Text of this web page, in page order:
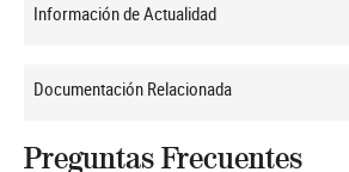
Información de Actualidad
Documentación Relacionada
Preguntas Frecuentes